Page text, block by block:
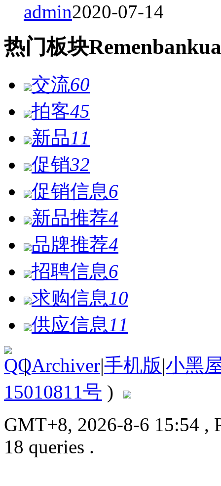
admin2020-07-14
热门板块Remen
交流60
拍客45
新品11
促销32
促销信息6
新品推荐4
品牌推荐4
招聘信息6
求购信息 10
供应信息 11
| Archiver|手机版|小黑
15010811号 )
GMT+8, 2026-8-6 15:54 ,
18 queries .